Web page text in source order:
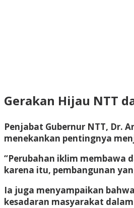
Gerakan Hijau NTT
Penjabat Gubernur NTT, Dr.
menekankan pentingnya
“Perubahan iklim membawa
karena itu, pembangunan
Ia juga menyampaikan
kesadaran masyarakat